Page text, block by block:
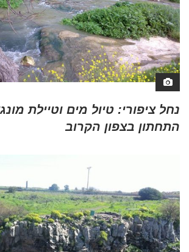
נחל ציפורי: טיול מים וטיילת
התחתון בצפון הקרוב